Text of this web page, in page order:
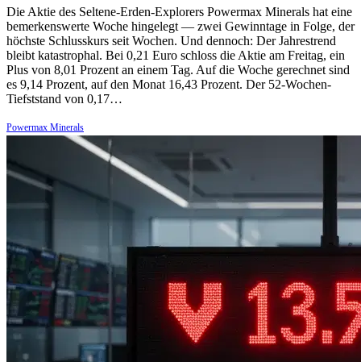
Die Aktie des Seltene-Erden-Explorers Powermax Minerals hat eine
bemerkenswerte Woche hingelegt — zwei Gewinntage in Folge, der
höchste Schlusskurs seit Wochen. Und dennoch: Der Jahrestrend
bleibt katastrophal. Bei 0,21 Euro schloss die Aktie am Freitag, ein
Plus von 8,01 Prozent an einem Tag. Auf die Woche gerechnet sind
es 9,14 Prozent, auf den Monat 16,43 Prozent. Der 52-Wochen-
Tiefststand von 0,17…
Powermax Minerals